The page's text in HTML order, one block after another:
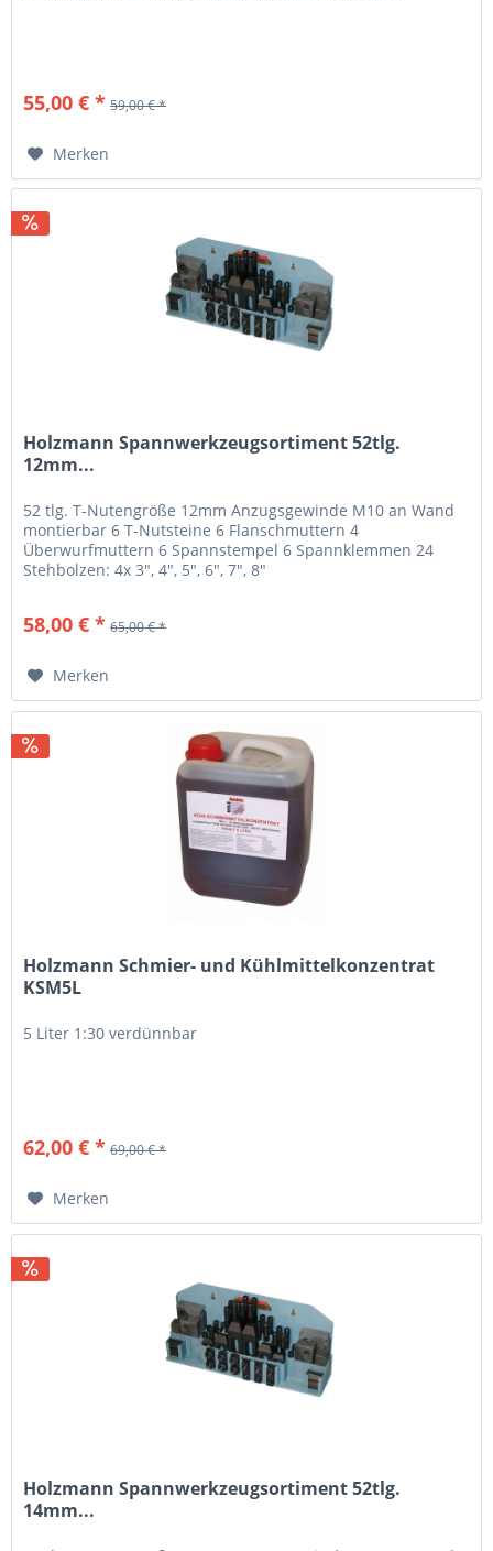
55,00 € * 59,00 € *
Merken
Holzmann Spannwerkzeugsortiment 52tlg.
12mm...
52 tlg. T-Nutengröße 12mm Anzugsgewinde M10 an Wand
montierbar 6 T-Nutsteine 6 Flanschmuttern 4
Überwurfmuttern 6 Spannstempel 6 Spannklemmen 24
Stehbolzen: 4x 3", 4", 5", 6", 7", 8"
58,00 € * 65,00 € *
Merken
Holzmann Schmier- und Kühlmittelkonzentrat
KSM5L
5 Liter 1:30 verdünnbar
62,00 € * 69,00 € *
Merken
Holzmann Spannwerkzeugsortiment 52tlg.
14mm...